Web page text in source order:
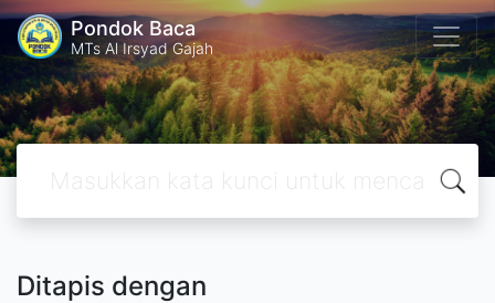
Pondok Baca
MTs Al Irsyad Gajah
Ditapis dengan